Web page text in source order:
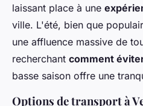
laissant place à une
ville. L'été, bien que
une affluence massive de
recherchant comment
basse saison offre une
Options de transport à